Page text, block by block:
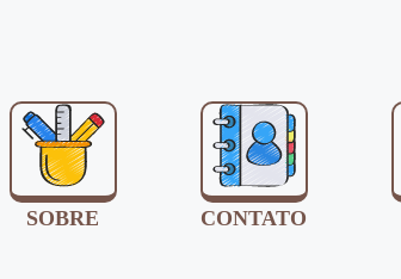
SOBRE CONTATO